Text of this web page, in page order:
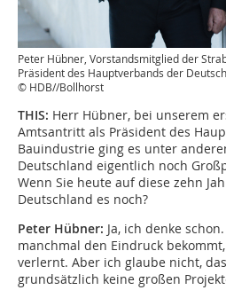
Peter Hübner, Vorstandsmitglied der
Präsident des Hauptverbands der
© HDB//Bollhorst
THIS: Herr Hübner, bei unserem
Amtsantritt als Präsident des
Bauindustrie ging es unter
Deutschland eigentlich noch
Wenn Sie heute auf diese zehn
Deutschland es noch?
Peter Hübner: Ja, ich denke
manchmal den Eindruck
verlernt. Aber ich glaube nicht,
grundsätzlich keine großen